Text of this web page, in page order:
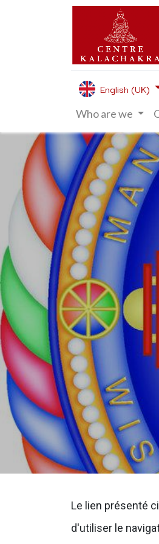
English (UK)
Who are we
Le lien présenté
d'utiliser le